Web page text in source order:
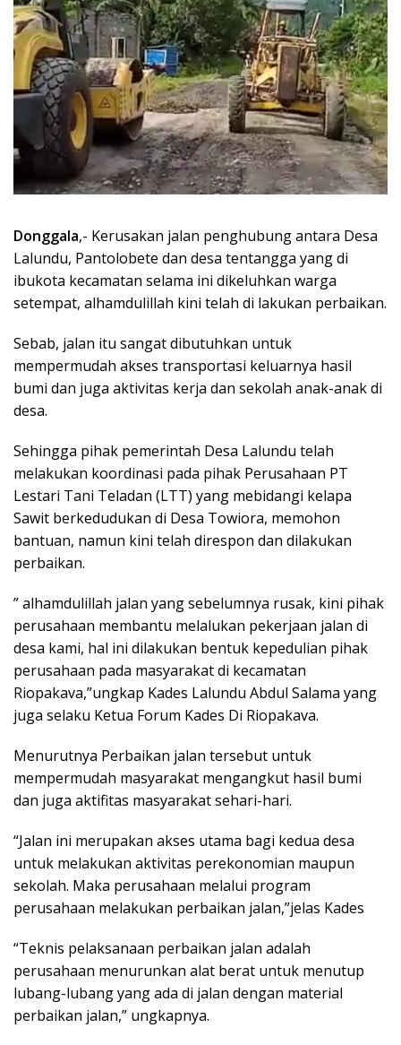
Donggala,- Kerusakan jalan penghubung antara Desa
Lalundu, Pantolobete dan desa tentangga yang di
ibukota kecamatan selama ini dikeluhkan warga
setempat, alhamdulillah kini telah di lakukan perbaikan.
Sebab, jalan itu sangat dibutuhkan untuk
mempermudah akses transportasi keluarnya hasil
bumi dan juga aktivitas kerja dan sekolah anak-anak di
desa.
Sehingga pihak pemerintah Desa Lalundu telah
melakukan koordinasi pada pihak Perusahaan PT
Lestari Tani Teladan (LTT) yang mebidangi kelapa
Sawit berkedudukan di Desa Towiora, memohon
bantuan, namun kini telah direspon dan dilakukan
perbaikan.
” alhamdulillah jalan yang sebelumnya rusak, kini pihak
perusahaan membantu melalukan pekerjaan jalan di
desa kami, hal ini dilakukan bentuk kepedulian pihak
perusahaan pada masyarakat di kecamatan
Riopakava,”ungkap Kades Lalundu Abdul Salama yang
juga selaku Ketua Forum Kades Di Riopakava.
Menurutnya Perbaikan jalan tersebut untuk
mempermudah masyarakat mengangkut hasil bumi
dan juga aktifitas masyarakat sehari-hari.
“Jalan ini merupakan akses utama bagi kedua desa
untuk melakukan aktivitas perekonomian maupun
sekolah. Maka perusahaan melalui program
perusahaan melakukan perbaikan jalan,”jelas Kades
“Teknis pelaksanaan perbaikan jalan adalah
perusahaan menurunkan alat berat untuk menutup
lubang-lubang yang ada di jalan dengan material
perbaikan jalan,” ungkapnya.